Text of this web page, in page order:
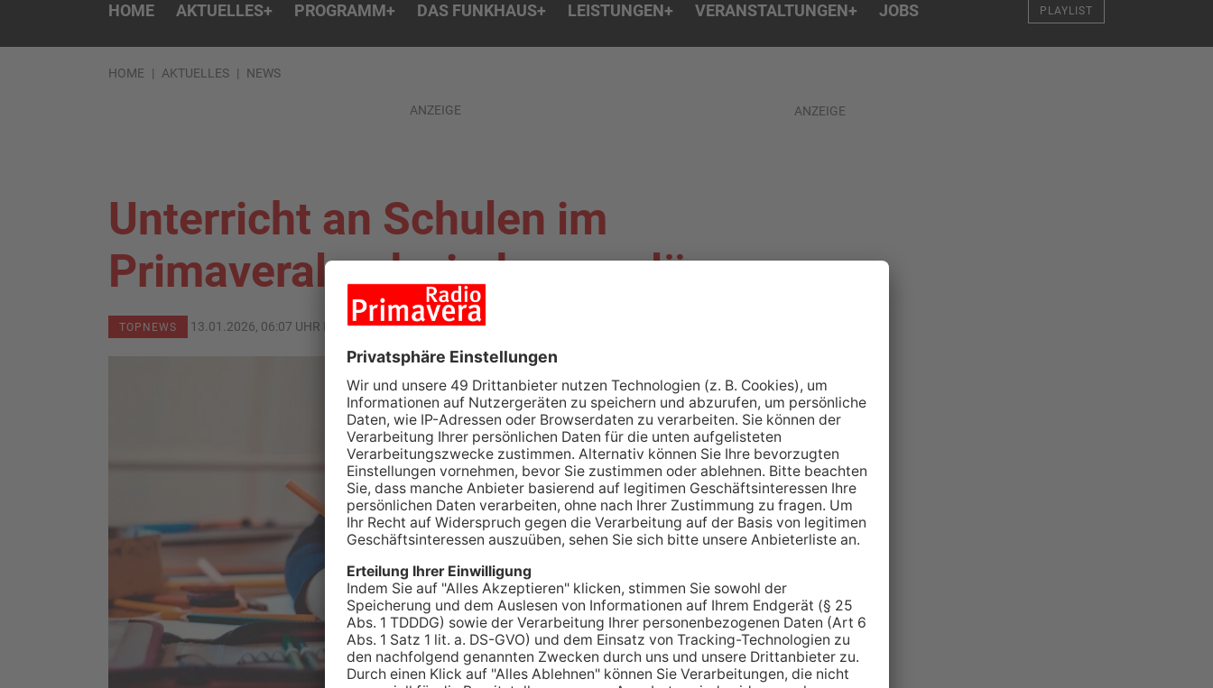
HOME AKTUELLES+ PROGRAMM+ DAS FUNKHAUS+ LEISTUNGEN+ VERANSTALTUNGEN+ JOBS PLAYLIST
HOME AKTUELLES NEWS
ANZEIGE
Unterricht an Schulen im
Primaveraland wieder regulär
TOPNEWS 13.01.2026, 06:07 UHR IN PRIMAVERALAND
ANZEIGE